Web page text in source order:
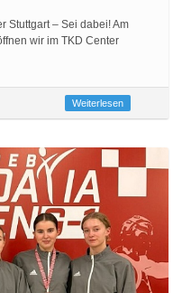
Stuttgart – Sei dabei! Am
wir im TKD Center
Weiterlesen